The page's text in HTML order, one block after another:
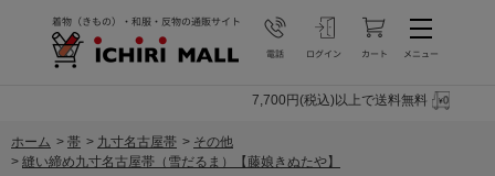
7,700円(税込)以上で送料無料
ホーム > 帯 > 九寸名古屋帯 > その他
> 縫い締め九寸名古屋帯（雪だるま）【藤娘きぬたや】